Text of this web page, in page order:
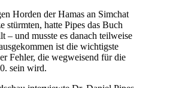
Horden der Hamas an Simchat
stürmten, hatte Pipes das Buch
– und musste es danach teilweise
ist die wichtigste
Fehler, die wegweisend für die
sein wird.